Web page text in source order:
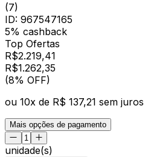
(7)
ID: 967547165
5% cashback
Top Ofertas
R$2.219,41
R$1.262,35
(8% OFF)
ou 10x de R$ 137,21 sem juros
Mais opções de pagamento
unidade(s)